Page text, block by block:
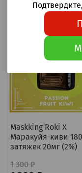
Maskking Roki X
Маракуйя-киви
затяжек 20мг (2%)
1 300 ₽